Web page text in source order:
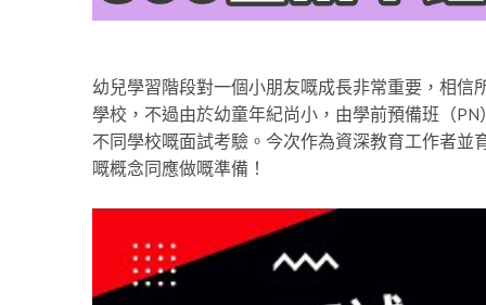
幼兒學習階段對一個小朋友嘅成長非常重要，相
學校，不過由於幼童年紀尚小，由學前預備班（
不同學校嘅面試考驗。今次作為資深教育工作者並
嘅概念同應做嘅準備！